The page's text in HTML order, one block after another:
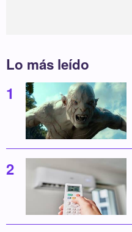
Lo más leído